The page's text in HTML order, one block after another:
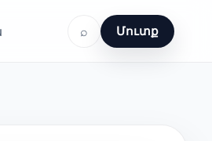
⌕ Մուտք